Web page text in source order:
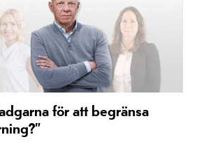
för att begränsa